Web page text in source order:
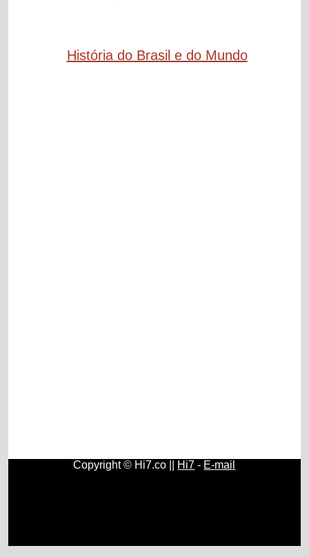
História do Brasil e do Mundo
Copyright © Hi7.co || Hi7 - E-mail